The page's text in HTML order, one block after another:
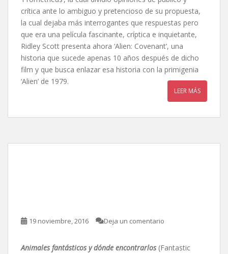
crítica ante lo ambiguo y pretencioso de su propuesta,
la cual dejaba más interrogantes que respuestas pero
que era una película fascinante, críptica e inquietante,
Ridley Scott presenta ahora ‘Alien: Covenant’, una
historia que sucede apenas 10 años después de dicho
film y que busca enlazar esa historia con la primigenia
‘Alien’ de 1979.
LEER MÁS
19 noviembre, 2016 Deja un comentario
Animales fantásticos y dónde encontrarlos (Fantastic